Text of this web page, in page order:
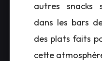
autres snacks
dans les bars
des plats faits
cette